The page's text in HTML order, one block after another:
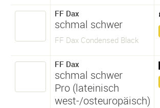
FF Dax
schmal schwer
FF Dax Condensed Black
FF Dax
schmal schwer
Pro (lateinisch
west-/osteuropäisch)